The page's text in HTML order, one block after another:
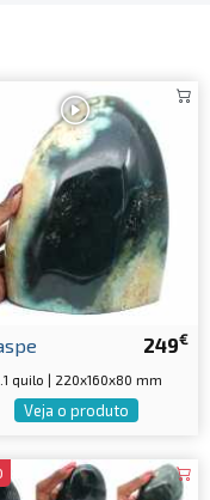
249€
quilo | 220x160x80 mm
Veja o produto